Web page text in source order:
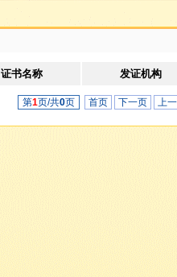
证书名称 发证机构
第1页/共0页 首页 下一页 上